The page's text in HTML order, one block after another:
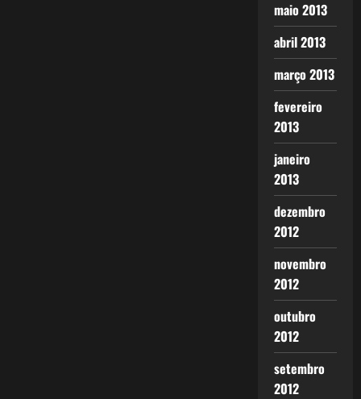
maio 2013
abril 2013
março 2013
fevereiro
2013
janeiro
2013
dezembro
2012
novembro
2012
outubro
2012
setembro
2012